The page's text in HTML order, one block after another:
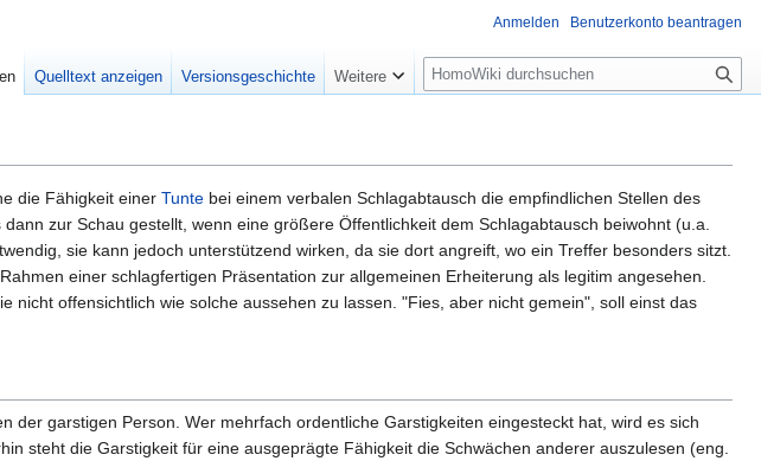
die Fähigkeit einer Tunte bei einem verbalen Schlagabtausch die empfindlichen Stellen des
zur Schau gestellt, wenn eine größere Öffentlichkeit dem Schlagabtausch beiwohnt (u.a.
sie kann jedoch unterstützend wirken, da sie dort angreift, wo ein Treffer besonders sitzt.
einer schlagfertigen Präsentation zur allgemeinen Erheiterung als legitim angesehen.
offensichtlich wie solche aussehen zu lassen. "Fies, aber nicht gemein", soll einst das
der garstigen Person. Wer mehrfach ordentliche Garstigkeiten eingesteckt hat, wird es sich
steht die Garstigkeit für eine ausgeprägte Fähigkeit die Schwächen anderer auszulesen (eng.
Anmelden Benutzerkonto beantragen
Quelltext anzeigen Versionsgeschichte Weitere
Suche